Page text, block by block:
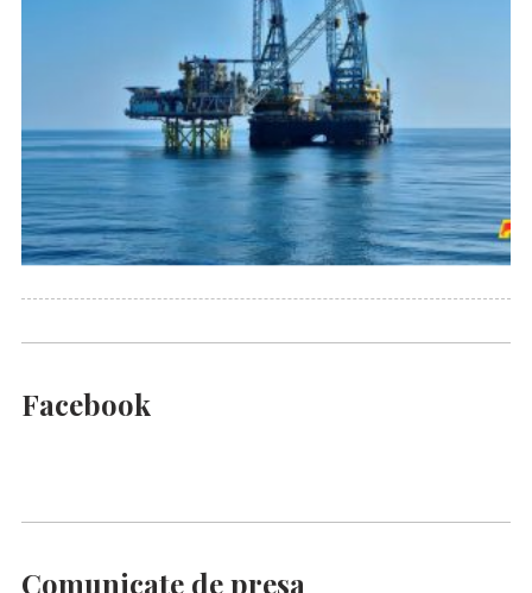
Facebook
Comunicate de presa